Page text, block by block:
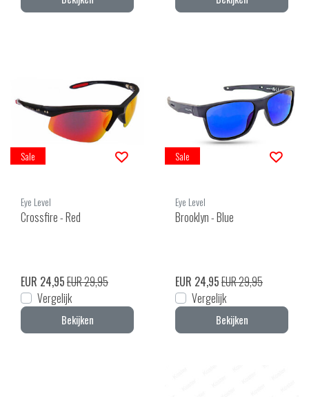
Sale
Eye Level
Crossfire - Red
EUR 24,95EUR 29,95
Vergelijk
Bekijken
Sale
Eye Level
Brooklyn - Blue
EUR 24,95EUR 29,95
Vergelijk
Bekijken